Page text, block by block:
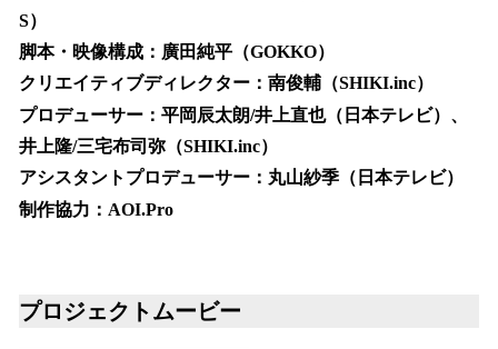
S）
脚本・映像構成：廣田純平（GOKKO）
クリエイティブディレクター：南俊輔（SHIKI.inc）
プロデューサー：平岡辰太朗/井上直也（日本テレビ）、
井上隆/三宅布司弥（SHIKI.inc）
アシスタントプロデューサー：丸山紗季（日本テレビ）
制作協力：AOI.Pro
プロジェクトムービー